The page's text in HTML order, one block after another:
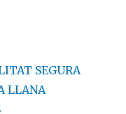
SEGURA
LLANA